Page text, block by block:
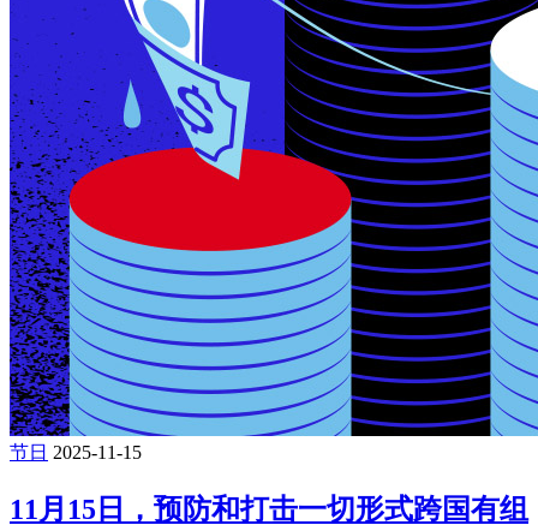
节日 2025-11-15
11月15日，预防和打击一切形式跨国有组